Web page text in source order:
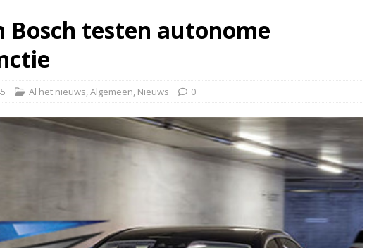
Bosch testen autonome
Al het nieuws,Algemeen, Nieuws 0